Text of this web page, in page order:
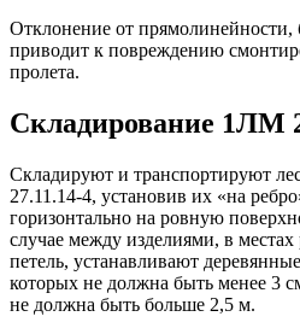
Отклонение от
приводит к повреждению
пролета.
Складирование 1ЛМ
Складируют и транспортируют
27.11.14-4, установив их «на
горизонтально на ровную
случае между изделиями, в
петель, устанавливают
которых не должна быть менее 3
не должна быть больше 2,5 м.